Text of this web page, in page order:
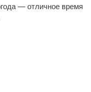
— отличное время